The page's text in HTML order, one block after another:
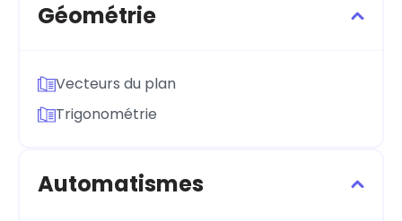
Géométrie
Vecteurs du plan
Trigonométrie
Automatismes